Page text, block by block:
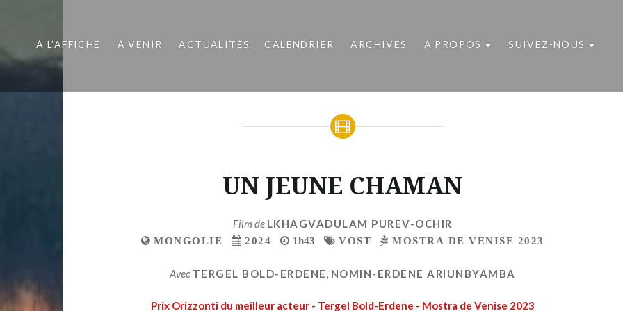
À L’AFFICHE À VENIR ACTUALITÉS CALENDRIER ARCHIVES À PROPOS SUIVEZ-NOUS
UN JEUNE CHAMAN
Film de LKHAGVADULAM PUREV-OCHIR
MONGOLIE 2024 1h43 VOST MOSTRA DE VENISE 2023
Avec TERGEL BOLD-ERDENE NOMIN-ERDENE ARIUNBYAMBA
Prix Orizzonti du meilleur acteur - Tergel Bold-Erdene - Mostra de Venise 2023